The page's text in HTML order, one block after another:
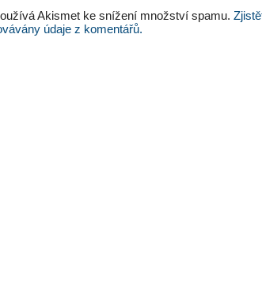
Akismet ke snížení množství spamu.
údaje z komentářů.